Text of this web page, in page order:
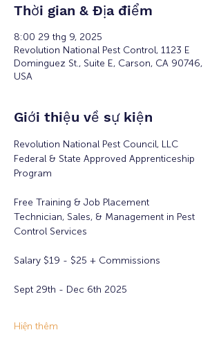
Thời gian & Địa điểm
8:00 29 thg 9, 2025
Revolution National Pest Control, 1123 E
Dominguez St., Suite E, Carson, CA 90746,
USA
Giới thiệu về sự kiện
Revolution National Pest Council, LLC
Federal & State Approved Apprenticeship
Program
Free Training & Job Placement
Technician, Sales, & Management in Pest
Control Services
Salary $19 - $25 + Commissions
Sept 29th - Dec 6th 2025
Hiện thêm